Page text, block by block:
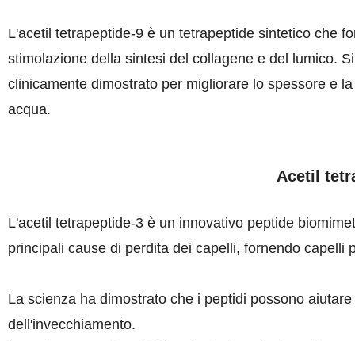
L'acetil tetrapeptide-9 è un tetrapeptide sintetico che
stimolazione della sintesi del collagene e del lumico.
clinicamente dimostrato per migliorare lo spessore e
acqua.
Acetil
L'acetil tetrapeptide-3 è un innovativo peptide
principali cause di perdita dei capelli, fornendo capelli
La scienza ha dimostrato che i peptidi possono
dell'invecchiamento.